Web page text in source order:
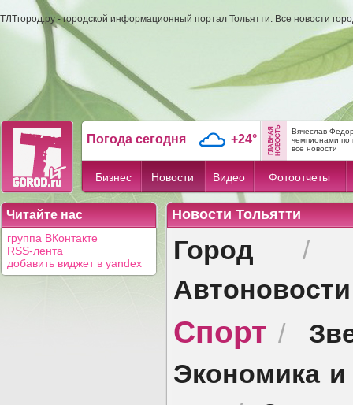
ТЛТгород.ру - городской информационный портал Тольятти. Все новости
Погода сегодня +24°
Вячеслав
чемпионами по
все новости
Бизнес Новости Видео Фотоотчеты
Читайте нас
группа ВКонтакте
RSS-лента
добавить виджет в yandex
Новости Тольятти
Город
Автоновости
Спорт /
Экономика